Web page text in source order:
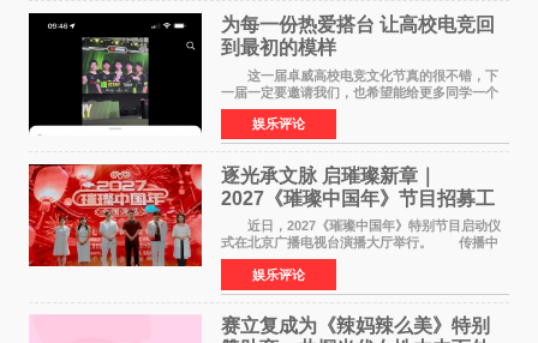
为每一份热爱搭台 让高校电竞回
到最初的模样
这一届卓威高校电竞文化节真的很不错，下
一届一定要邀请我们，也希望能给更多同学一个
来到现场的机会。 2026卓威高校电竞文化节
已经落下帷幕，在活动结束后，仍有不少高校电
竞社负责人和现
娱乐评论
逐光承文脉 启璀璨新章｜
2027《璀璨中国年》节目招募工
作圆满启动
近日，2027《璀璨中国年》特别节目启动仪
式在北京广播电视台演播大厅举行。 传播中
华优秀传统文化，弘扬纯正国风艺术，打造高规
格、高质感、正能量的文艺盛典，是璀璨中国年
矢志不渝的初心
娱乐评论
赛立复成为《辣妈辣么美》特别